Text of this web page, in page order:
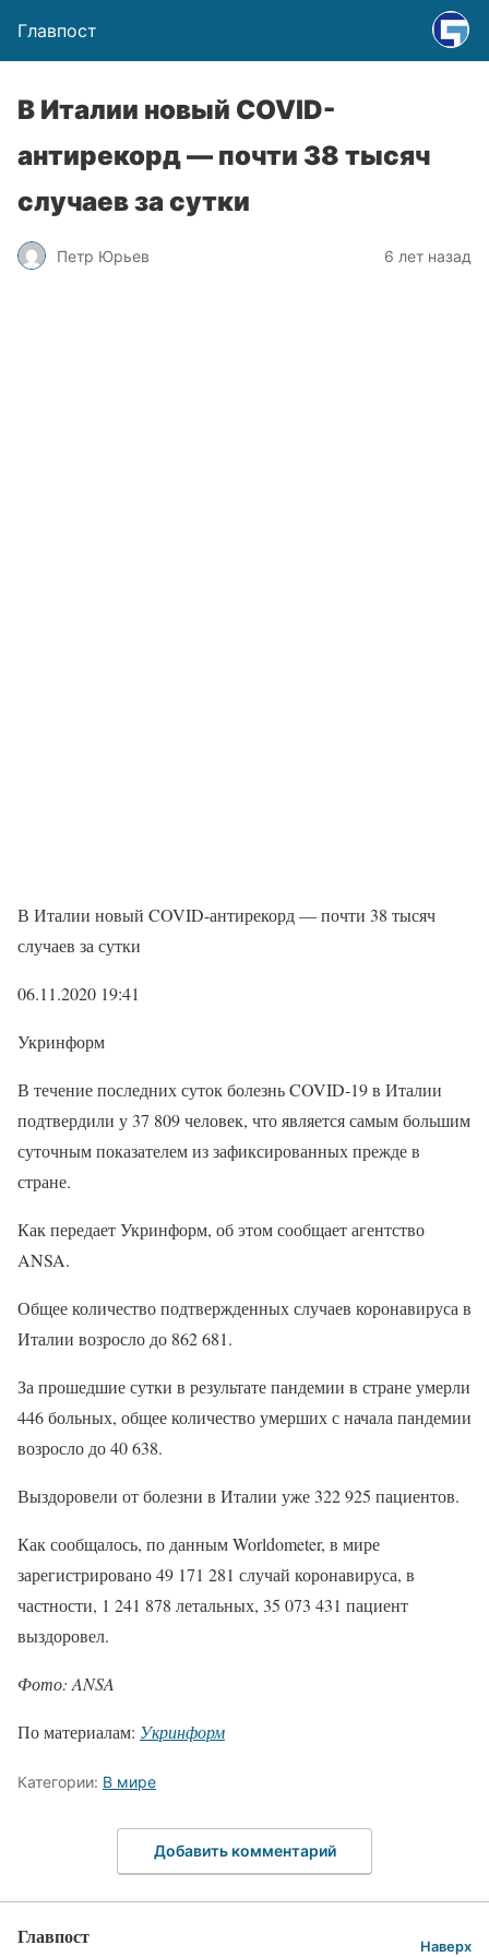
Главпост
В Италии новый COVID-
антирекорд — почти 38 тысяч
случаев за сутки
Петр Юрьев 6 лет назад
В Италии новый COVID-антирекорд — почти 38 тысяч
случаев за сутки
06.11.2020 19:41
Укринформ
В течение последних суток болезнь COVID-19 в Италии
подтвердили у 37 809 человек, что является самым большим
суточным показателем из зафиксированных прежде в
стране.
Как передает Укринформ, об этом сообщает агентство
ANSA.
Общее количество подтвержденных случаев коронавируса в
Италии возросло до 862 681.
За прошедшие сутки в результате пандемии в стране умерли
446 больных, общее количество умерших с начала пандемии
возросло до 40 638.
Выздоровели от болезни в Италии уже 322 925 пациентов.
Как сообщалось, по данным Worldometer, в мире
зарегистрировано 49 171 281 случай коронавируса, в
частности, 1 241 878 летальных, 35 073 431 пациент
выздоровел.
Фото: ANSA
По материалам: Укринформ
Категории: В мире
Добавить комментарий
Главпост Наверх